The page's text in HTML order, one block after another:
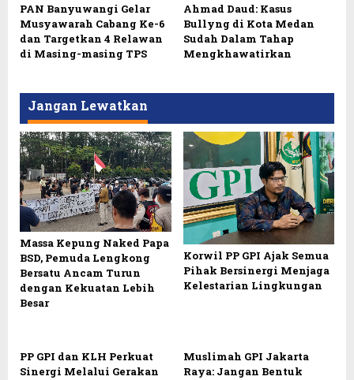
PAN Banyuwangi Gelar
Musyawarah Cabang Ke-6
dan Targetkan 4 Relawan
di Masing-masing TPS
Ahmad Daud: Kasus
Bullyng di Kota Medan
Sudah Dalam Tahap
Mengkhawatirkan
Jangan Lewatkan
Massa Kepung Naked Papa
BSD, Pemuda Lengkong
Bersatu Ancam Turun
dengan Kekuatan Lebih
Besar
Korwil PP GPI Ajak Semua
Pihak Bersinergi Menjaga
Kelestarian Lingkungan
PP GPI dan KLH Perkuat
Sinergi Melalui Gerakan
Muslimah GPI Jakarta
Raya: Jangan Bentuk